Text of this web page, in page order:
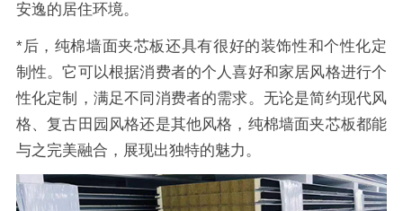
安逸的居住环境。
*后，纯棉墙面夹芯板还具有很好的装饰性和个性化定
制性。它可以根据消费者的个人喜好和家居风格进行个
性化定制，满足不同消费者的需求。无论是简约现代风
格、复古田园风格还是其他风格，纯棉墙面夹芯板都能
与之完美融合，展现出独特的魅力。